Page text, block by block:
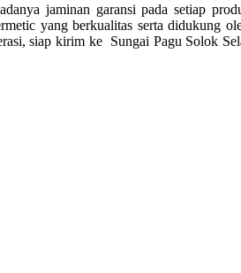
jaminan garansi pada setiap
yang berkualitas serta didukung
siap kirim ke Sungai Pagu Solok